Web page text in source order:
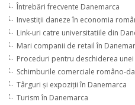
Întrebări frecvente Danemarca
Investiţii daneze în economia
Link-uri catre universitatiile din
Mari companii de retail în
Proceduri pentru deschiderea
Schimburile comerciale româno-
Târguri şi expoziţii în Danemarca
Turism în Danemarca